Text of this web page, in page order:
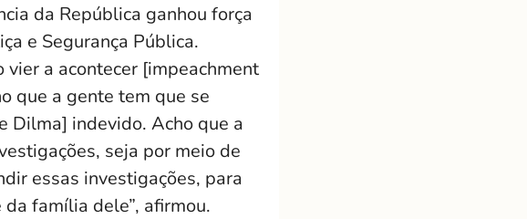
da República ganhou força
e Segurança Pública.
vier a acontecer [impeachment
que a gente tem que se
Dilma] indevido. Acho que a
seja por meio de
essas investigações, para
família dele”, afirmou.